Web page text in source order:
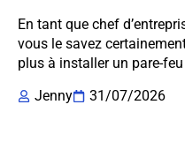
En tant que chef
vous le savez
plus à installer un pare-feu
Jenny
31/07/2026